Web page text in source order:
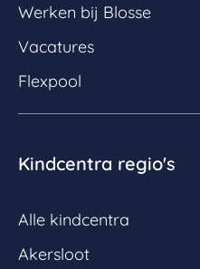
Werken bij Blosse
Vacatures
Flexpool
Kindcentra regio's
Alle kindcentra
Akersloot